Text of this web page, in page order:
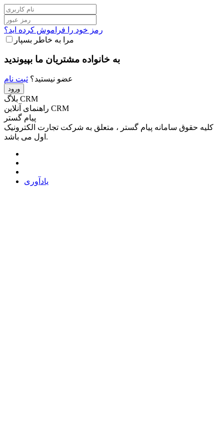
رمز خود را فراموش کرده اید؟
مرا به خاطر بسپار
به خانواده مشتریان ما بپیوندید
عضو نیستید؟ ثبت نام
بلاگ CRM
راهنمای آنلاین CRM
پیام گستر
کلیه حقوق سامانه پیام گستر ، متعلق به شرکت تجارت الکترونیک
اول می باشد.
یادآوری